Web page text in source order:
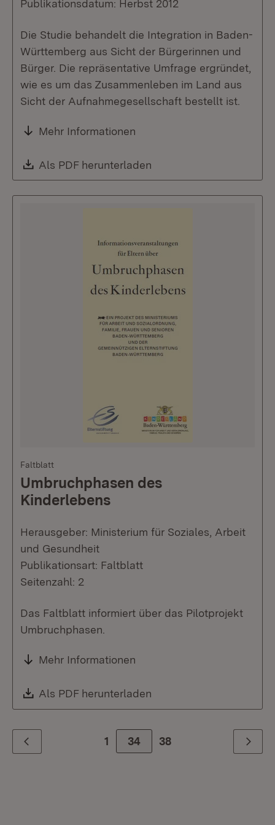
Publikationsdatum: Herbst 2012
Die Studie behandelt die Integration in Baden-
Württemberg aus Sicht der Bürgerinnen und
Bürger. Die repräsentative Umfrage ergründet,
wie es um das Zusammenleben im Land aus
Sicht der Aufnahmegesellschaft bestellt ist.
Mehr Informationen
Download:
Als PDF herunterladen
Faltblatt
Umbruchphasen des
Kinderlebens
Herausgeber: Ministerium für Soziales, Arbeit
und Gesundheit
Publikationsart: Faltblatt
Seitenzahl: 2
Das Faltblatt informiert über das Pilotprojekt
Umbruchphasen.
Mehr Informationen
Download:
Als PDF herunterladen
Zurück 1 Zur Seite
34 38 Weiter